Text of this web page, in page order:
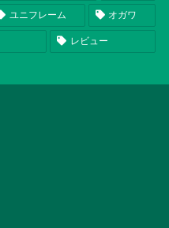
ユニフレーム オガワ
レビュー